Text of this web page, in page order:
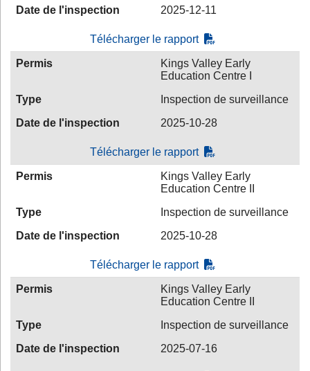
Date de l'inspection
2025-12-11
Télécharger le rapport
Permis
Kings Valley Early
Education Centre I
Type
Inspection de surveillance
Date de l'inspection
2025-10-28
Télécharger le rapport
Permis
Kings Valley Early
Education Centre II
Type
Inspection de surveillance
Date de l'inspection
2025-10-28
Télécharger le rapport
Permis
Kings Valley Early
Education Centre II
Type
Inspection de surveillance
Date de l'inspection
2025-07-16